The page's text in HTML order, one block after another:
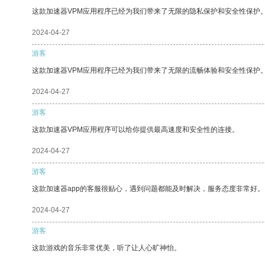
这款加速器VPM应用程序已经为我们带来了无限的隐私保护和安全性保护
2024-04-27
游客
这款加速器VPM应用程序已经为我们带来了无限的流畅体验和安全性保护
2024-04-27
游客
这款加速器VPM应用程序可以给你提供最高速度和安全性的连接。
2024-04-27
游客
这款加速器app的客服很贴心，遇到问题都能及时解决，服务态度非常好。
2024-04-27
游客
这款游戏的音乐非常优美，听了让人心旷神怡。